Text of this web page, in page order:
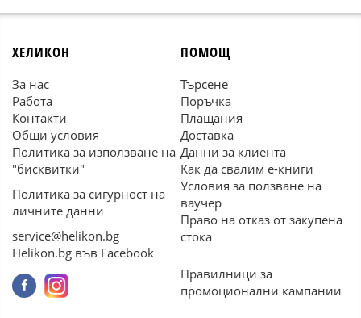
ХЕЛИКОН
За нас
Работа
Контакти
Общи условия
Политика за използване на
"бисквитки"
Политика за сигурност на
личните данни
service@helikon.bg
Helikon.bg във Facebook
ПОМОЩ
Търсене
Поръчка
Плащания
Доставка
Данни за клиента
Как да свалим е-книги
Условия за ползване на
ваучер
Право на отказ от закупена
стока
Правилници за
промоционални кампании